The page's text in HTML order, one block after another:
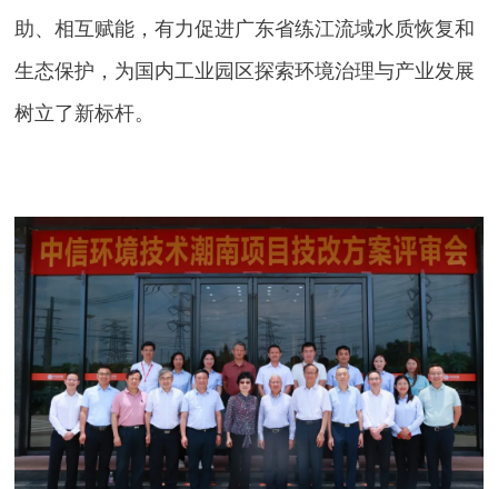
助、相互赋能，有力促进广东省练江流域水质恢复和
生态保护，为国内工业园区探索环境治理与产业发展
树立了新标杆。